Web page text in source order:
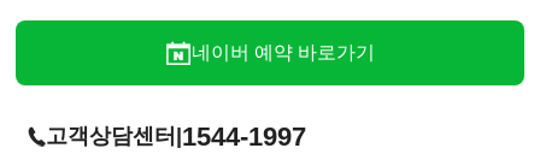
네이버 예약 바로가기
고객상담센터 |1544-1997